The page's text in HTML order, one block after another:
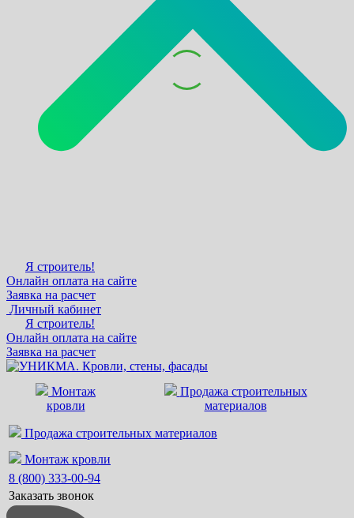
Я строитель!
Онлайн оплата на сайте
Заявка на расчет
Личный кабинет
Я строитель!
Онлайн оплата на сайте
Заявка на расчет
Монтаж
кровли
Продажа строительных
материалов
Продажа строительных материалов
Монтаж кровли
8 (800) 333-00-94
Заказать звонок